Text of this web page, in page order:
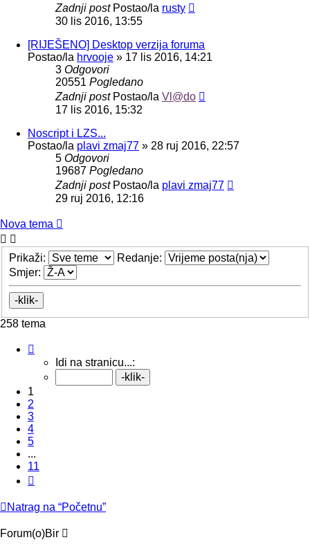
Zadnji post Postao/la rusty
30 lis 2016, 13:55
[RIJEŠENO] Desktop verzija foruma
Postao/la hrvooje » 17 lis 2016, 14:21
3 Odgovori
20551 Pogledano
Zadnji post Postao/la Vl@do
17 lis 2016, 15:32
Noscript i LZS...
Postao/la plavi zmaj77 » 28 ruj 2016, 22:57
5 Odgovori
19687 Pogledano
Zadnji post Postao/la plavi zmaj77
29 ruj 2016, 12:16
Nova tema
Prikaži:
Redanje:
Smjer:
258 tema
11 .Idi na stranicu...:
1
2
3
4
5
...
11
Natrag na “Početnu”
Forum(o)Bir